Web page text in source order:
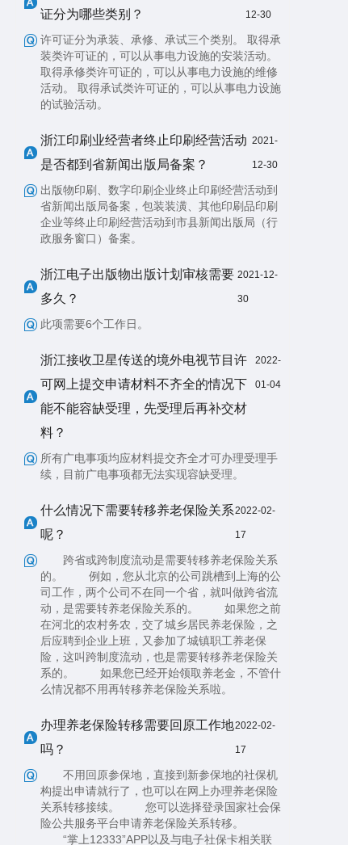
证分为哪些类别？
12-30
许可证分为承装、承修、承试三个类别。 取得承
装类许可证的，可以从事电力设施的安装活动。
取得承修类许可证的，可以从事电力设施的维修
活动。 取得承试类许可证的，可以从事电力设施
的试验活动。
浙江印刷业经营者终止印刷经营活动
是否都到省新闻出版局备案？
2021-
12-30
出版物印刷、数字印刷企业终止印刷经营活动到
省新闻出版局备案，包装装潢、其他印刷品印刷
企业等终止印刷经营活动到市县新闻出版局（行
政服务窗口）备案。
浙江电子出版物出版计划审核需要
多久？
2021-12-
30
此项需要6个工作日。
浙江接收卫星传送的境外电视节目许
可网上提交申请材料不齐全的情况下
能不能容缺受理，先受理后再补交材
料？
2022-
01-04
所有广电事项均应材料提交齐全才可办理受理手
续，目前广电事项都无法实现容缺受理。
什么情况下需要转移养老保险关系
呢？
2022-02-
17
跨省或跨制度流动是需要转移养老保险关系
的。 例如，您从北京的公司跳槽到上海的公
司工作，两个公司不在同一个省，就叫做跨省流
动，是需要转养老保险关系的。 如果您之前
在河北的农村务农，交了城乡居民养老保险，之
后应聘到企业上班，又参加了城镇职工养老保
险，这叫跨制度流动，也是需要转移养老保险关
系的。 如果您已经开始领取养老金，不管什
么情况都不用再转移养老保险关系啦。
办理养老保险转移需要回原工作地
吗？
2022-02-
17
不用回原参保地，直接到新参保地的社保机
构提出申请就行了，也可以在网上办理养老保险
关系转移接续。 您可以选择登录国家社会保
险公共服务平台申请养老保险关系转移。
“掌上12333”APP以及与电子社保卡相关联